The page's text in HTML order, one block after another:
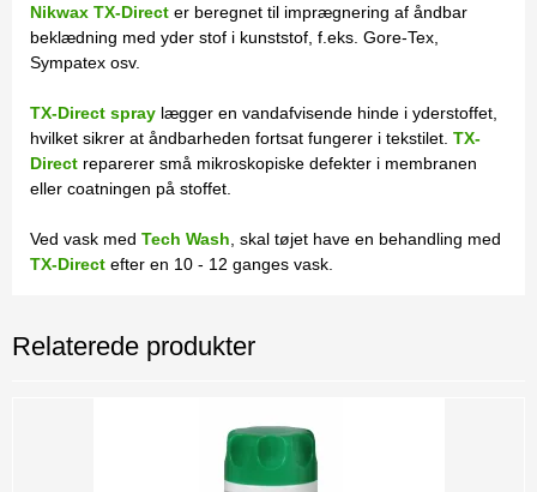
Nikwax TX-Direct er beregnet til imprægnering af åndbar
beklædning med yder stof i kunststof, f.eks. Gore-Tex,
Sympatex osv.
TX-Direct spray lægger en vandafvisende hinde i yderstoffet,
hvilket sikrer at åndbarheden fortsat fungerer i tekstilet. TX-
Direct reparerer små mikroskopiske defekter i membranen
eller coatningen på stoffet.
Ved vask med Tech Wash , skal tøjet have en behandling med
TX-Direct efter en 10 - 12 ganges vask.
Relaterede produkter